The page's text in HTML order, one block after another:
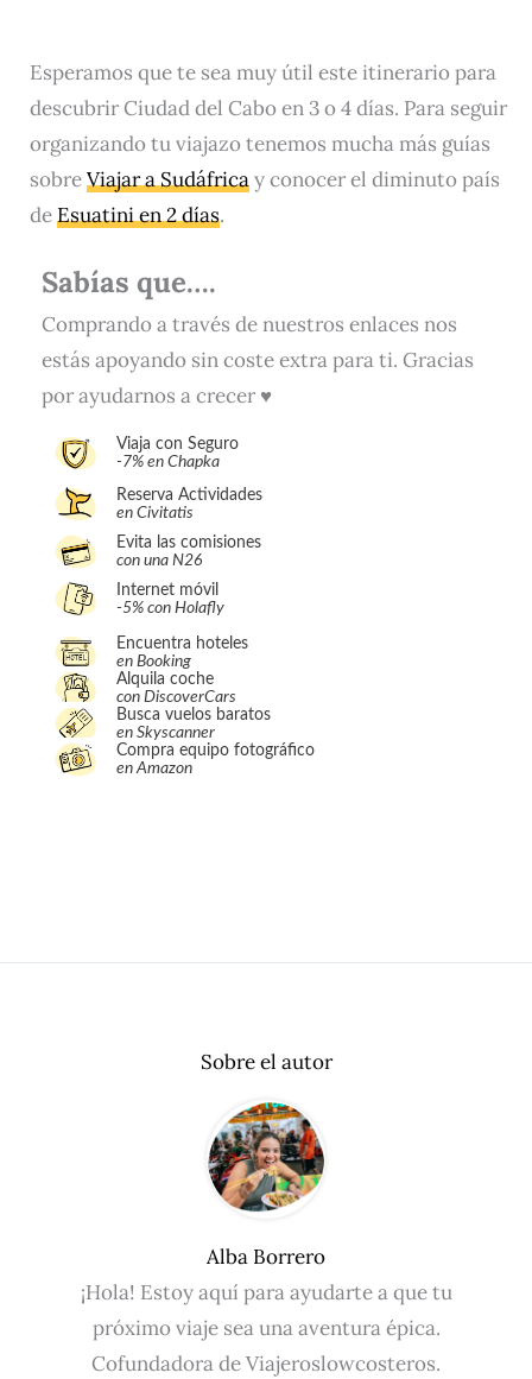
Esperamos que te sea muy útil este itinerario para
descubrir Ciudad del Cabo en 3 o 4 días. Para seguir
organizando tu viajazo tenemos mucha más guías
sobreViajar a Sudáfricay conocer el diminuto país
deEsuatini en 2 días.
Sabías que….
Comprando a través de nuestros enlaces nos
estás apoyando sin coste extra para ti. Gracias
por ayudarnos a crecer ♥
Viaja con Seguro
-7% en Chapka
Reserva Actividades
en Civitatis
Evita las comisiones
con una N26
Internet móvil
-5% con Holafly
Encuentra hoteles
en Booking
Alquila coche
con DiscoverCars
Busca vuelos baratos
en Skyscanner
Compra equipo fotográfico
en Amazon
Sobre el autor
Alba Borrero
¡Hola! Estoy aquí para ayudarte a que tu
próximo viaje sea una aventura épica.
Cofundadora de Viajeroslowcosteros.